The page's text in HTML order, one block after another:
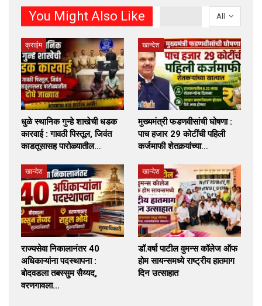
All
You Might Also Like
क्राईम
धुळे स्थानिक गुन्हे शाखेची धडक
कारवाई : गावठी पिस्तूल, जिवंत
काडतूसासह पारोळ्यातील…
खान्देश
मुख्यमंत्री फडणवीसांची घोषणा :
पाच हजार 29 कोटींची पहिली
कर्जमाफी शेतकर्‍यांच्या…
खान्देश
राज्यसेवा निकालानंतर 40
अधिकाऱ्यांना पदस्थापना :
बोदवडला तबस्सुम सैय्यद,
वरणगावला…
खान्देश
डॉ.वर्षा पाटील वुमन्स कॉलेज ऑफ
होम सायन्समध्ये राष्ट्रीय हातमाग
दिन उत्साहात